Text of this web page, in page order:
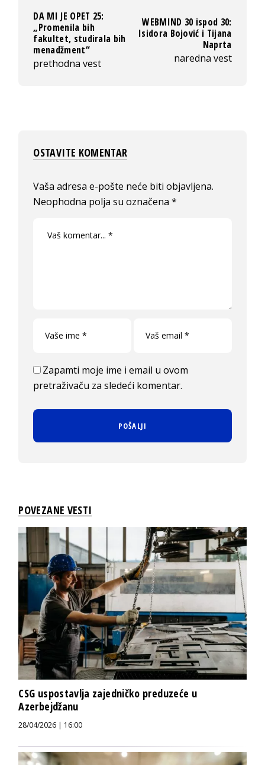
DA MI JE OPET 25:
„Promenila bih
fakultet, studirala bih
menadžment“
prethodna vest
WEBMIND 30 ispod 30:
Isidora Bojović i Tijana
Naprta
naredna vest
OSTAVITE KOMENTAR
Vaša adresa e-pošte neće biti objavljena.
Neophodna polja su označena*
Zapamti moje ime i email u ovom
pretraživaču za sledeći komentar.
POVEZANE VESTI
CSG uspostavlja zajedničko preduzeće u
Azerbejdžanu
28/04/2026 | 16:00